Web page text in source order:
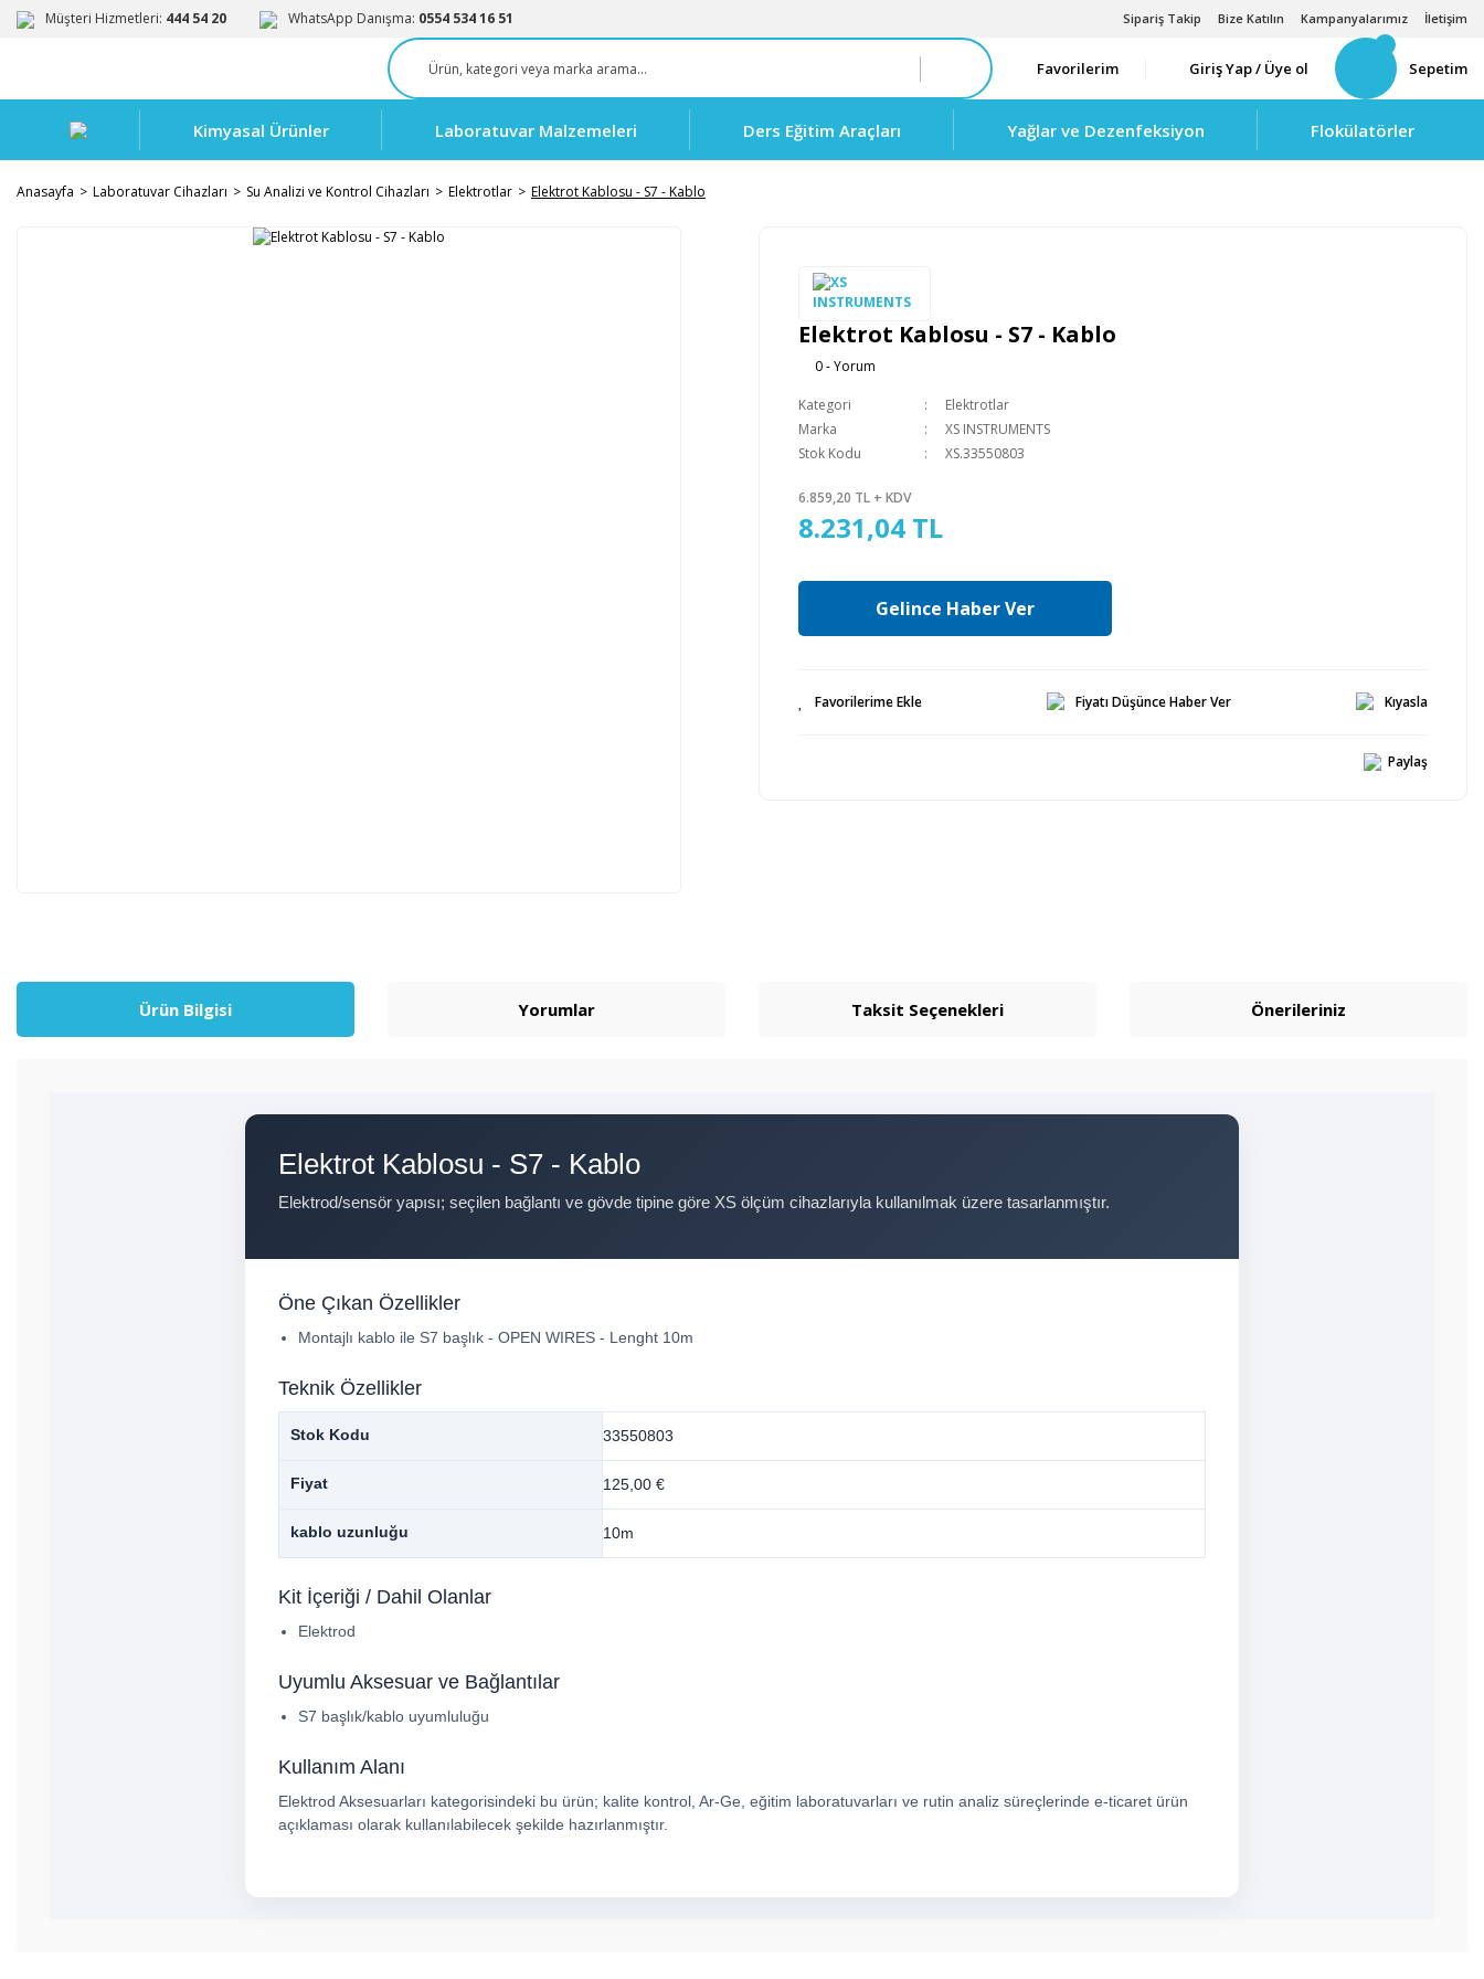
Müşteri Hizmetleri: 444 54 20 WhatsApp Danışma: 0554 534 16 51 Sipariş Takip Bize Katılın Kampanyalarımız İletişim
Favorilerim Giriş Yap / Üye ol Sepetim
Kimyasal Ürünler Laboratuvar Malzemeleri Ders Eğitim Araçları Yağlar ve Dezenfeksiyon Flokülatörler
Anasayfa Laboratuvar Cihazları Su Analizi ve Kontrol Cihazları Elektrotlar Elektrot Kablosu - S7 - Kablo
Elektrot Kablosu - S7 - Kablo
0 - Yorum
Kategori
Elektrotlar
Marka
XS INSTRUMENTS
Stok Kodu
XS.33550803
6.859,20 TL + KDV
8.231,04 TL
Gelince Haber Ver
Fiyatı Düşünce Haber Ver Kıyasla
Paylaş
Ürün Bilgisi Yorumlar Taksit Seçenekleri Önerileriniz
Elektrot Kablosu - S7 - Kablo
Elektrod/sensör yapısı; seçilen bağlantı ve gövde tipine göre XS ölçüm cihazlarıyla kullanılmak üzere tasarlanmıştır.
Öne Çıkan Özellikler
Montajlı kablo ile S7 başlık - OPEN WIRES - Lenght 10m
Teknik Özellikler
Stok Kodu 33550803
Fiyat 125,00 €
kablo uzunluğu 10m
Kit İçeriği / Dahil Olanlar
Elektrod
Uyumlu Aksesuar ve Bağlantılar
S7 başlık/kablo uyumluluğu
Kullanım Alanı
Elektrod Aksesuarları kategorisindeki bu ürün; kalite kontrol, Ar-Ge, eğitim laboratuvarları ve rutin analiz süreçlerinde e-ticaret ürün
açıklaması olarak kullanılabilecek şekilde hazırlanmıştır.